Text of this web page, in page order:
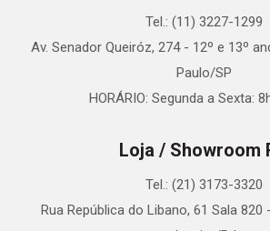
Tel.: (11) 3227-1299
Av. Senador Queiróz, 274 - 12º e 13º
Paulo/SP
HORÁRIO: Segunda a Sexta:
Loja / Showroom
Tel.: (21) 3173-3320
Rua República do Libano, 61 Sala